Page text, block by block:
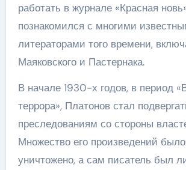
работать в журнале «Красная
познакомился с многими
литераторами того времени,
Маяковского и Пастернака.
В начале 1930-х годов, в период
террора», Платонов стал
преследованиям со стороны
Множество его произведений
уничтожено, а сам писатель был